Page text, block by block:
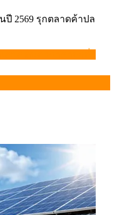
ปี 2569 รุกตลาดค้าปล